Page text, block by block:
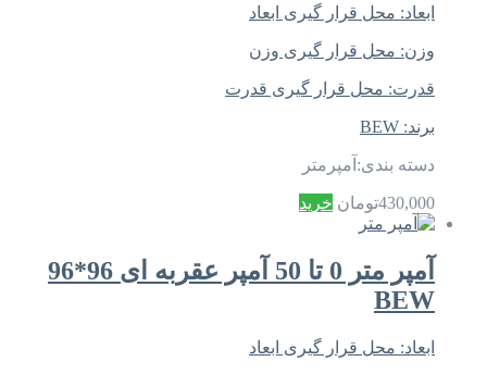
ابعاد: محل قرار گیری ابعاد
وزن: محل قرار گیری وزن
قدرت: محل قرار گیری قدرت
برند: BEW
دسته بندی: آمپرمتر
430,000تومان خرید
آمپر متر 0 تا 50 آمپر عقربه ای 96*96
BEW
ابعاد: محل قرار گیری ابعاد